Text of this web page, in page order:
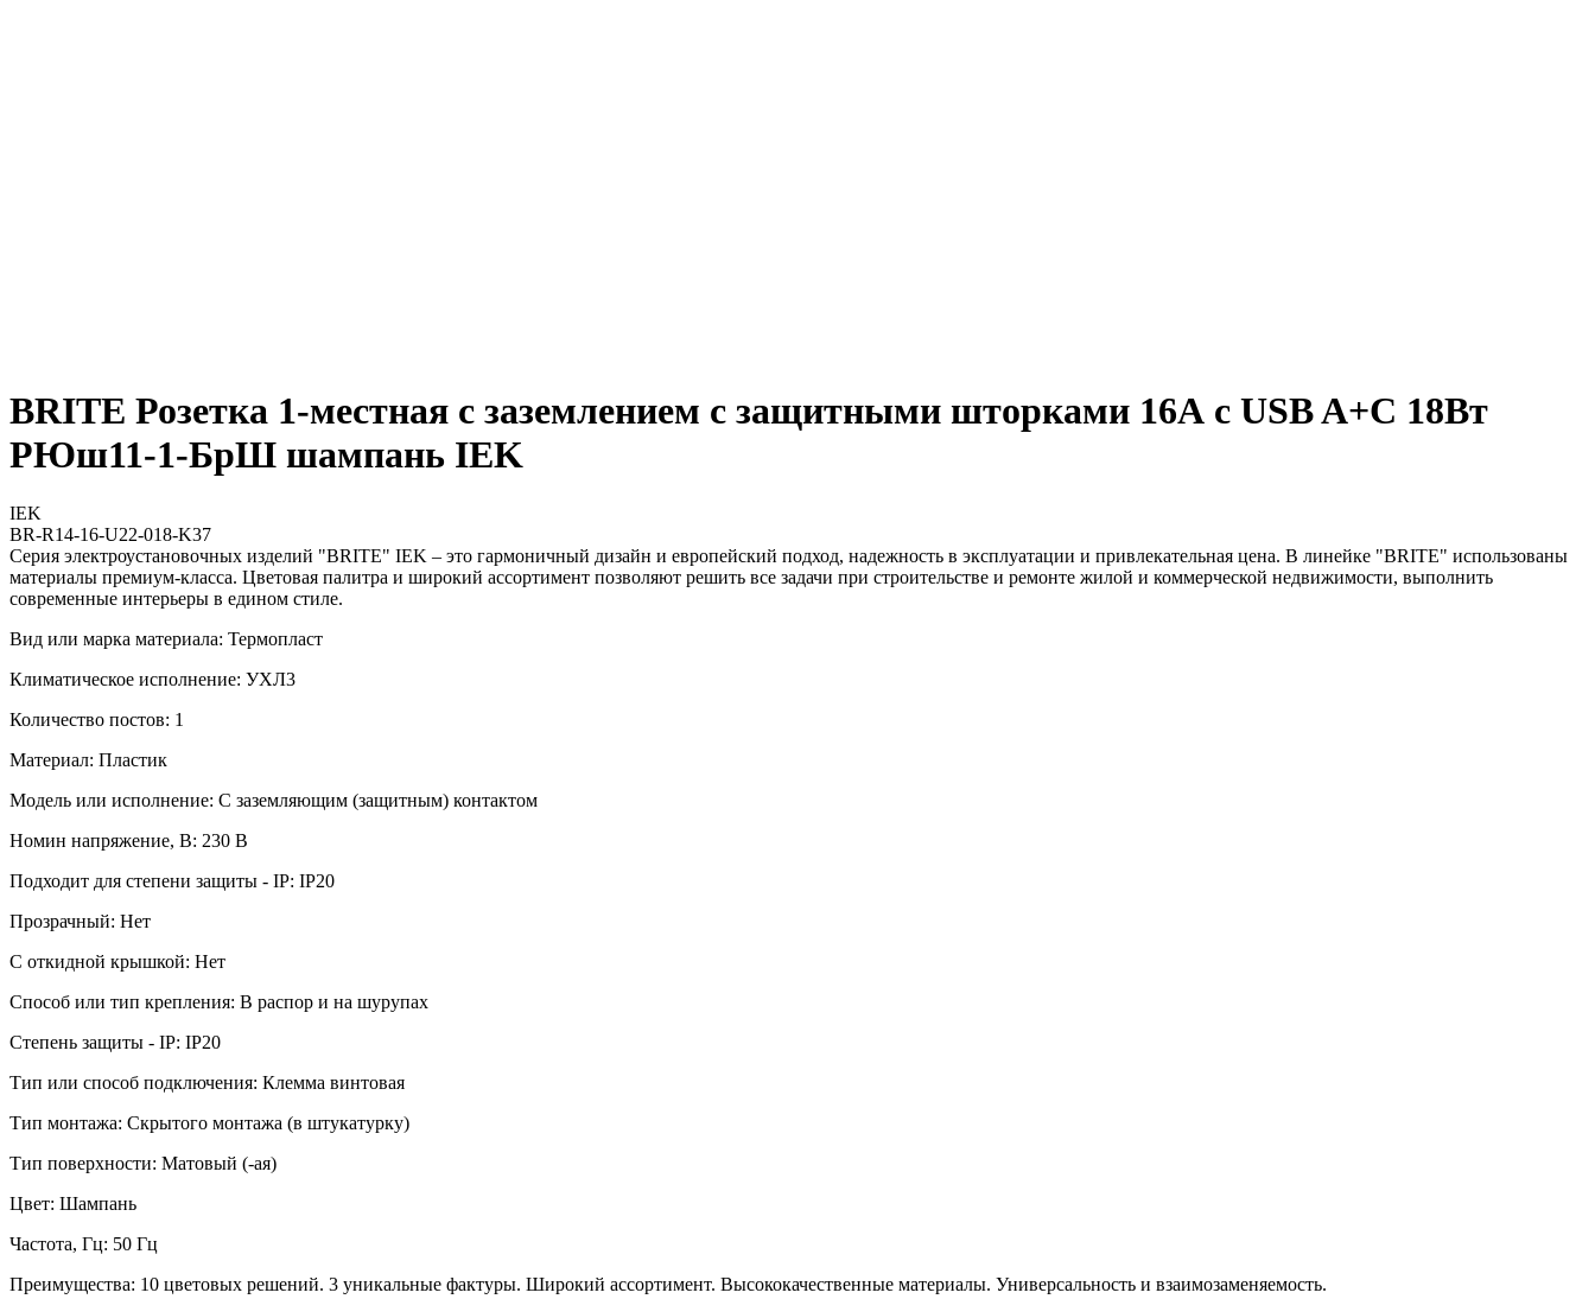
BRITE Розетка 1-местная с заземлением с защитными шторками 16А с USB A+C 18Вт
РЮш11-1-БрШ шампань IEK
IEK
BR-R14-16-U22-018-K37
Серия электроустановочных изделий "BRITE" IEK – это гармоничный дизайн и европейский подход, надежность в эксплуатации и привлекательная цена. В линейке "BRITE" использованы
материалы премиум-класса. Цветовая палитра и широкий ассортимент позволяют решить все задачи при строительстве и ремонте жилой и коммерческой недвижимости, выполнить
современные интерьеры в едином стиле.
Вид или марка материала: Термопласт
Климатическое исполнение: УХЛ3
Количество постов: 1
Материал: Пластик
Модель или исполнение: С заземляющим (защитным) контактом
Номин напряжение, В: 230 В
Подходит для степени защиты - IP: IP20
Прозрачный: Нет
С откидной крышкой: Нет
Способ или тип крепления: В распор и на шурупах
Степень защиты - IP: IP20
Тип или способ подключения: Клемма винтовая
Тип монтажа: Скрытого монтажа (в штукатурку)
Тип поверхности: Матовый (-ая)
Цвет: Шампань
Частота, Гц: 50 Гц
Преимущества: 10 цветовых решений. 3 уникальные фактуры. Широкий ассортимент. Высококачественные материалы. Универсальность и взаимозаменяемость.